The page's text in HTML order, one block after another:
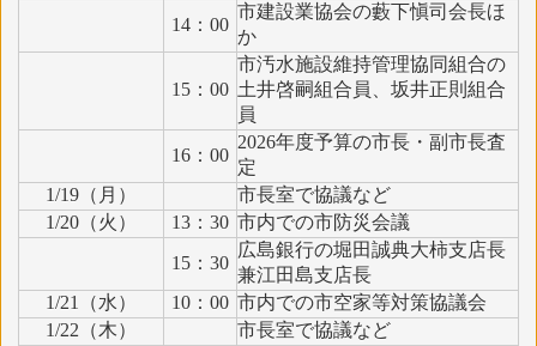
14：00
市建設業協会の藪下愼司会長ほ
か
15：00
市汚水施設維持管理協同組合の
土井啓嗣組合員、坂井正則組合
員
16：00
2026年度予算の市長・副市長査
定
1/19（月）
市長室で協議など
1/20（火）
13：30 市内での市防災会議
15：30
広島銀行の堀田誠典大柿支店長
兼江田島支店長
1/21（水）
10：00 市内での市空家等対策協議会
1/22（木）
市長室で協議など